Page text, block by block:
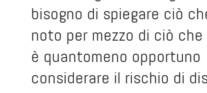
bisogno di spiegare ciò
noto per mezzo di ciò
è quantomeno opportuno
considerare il rischio di